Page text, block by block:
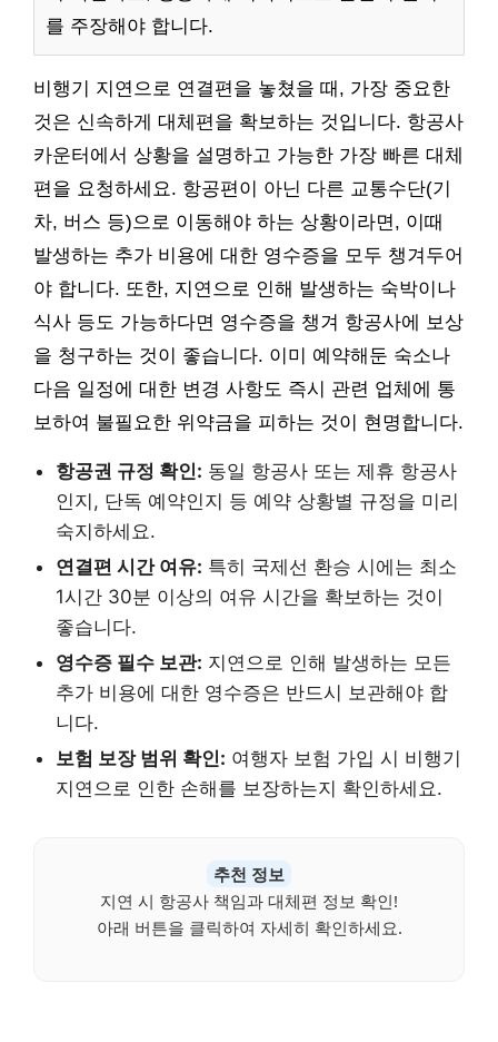
를 주장해야 합니다.
비행기 지연으로 연결편을 놓쳤을 때, 가장 중요한
것은 신속하게 대체편을 확보하는 것입니다. 항공사
카운터에서 상황을 설명하고 가능한 가장 빠른 대체
편을 요청하세요. 항공편이 아닌 다른 교통수단(기
차, 버스 등)으로 이동해야 하는 상황이라면, 이때
발생하는 추가 비용에 대한 영수증을 모두 챙겨두어
야 합니다. 또한, 지연으로 인해 발생하는 숙박이나
식사 등도 가능하다면 영수증을 챙겨 항공사에 보상
을 청구하는 것이 좋습니다. 이미 예약해둔 숙소나
다음 일정에 대한 변경 사항도 즉시 관련 업체에 통
보하여 불필요한 위약금을 피하는 것이 현명합니다.
항공권 규정 확인: 동일 항공사 또는 제휴 항공사
인지, 단독 예약인지 등 예약 상황별 규정을 미리
숙지하세요.
연결편 시간 여유: 특히 국제선 환승 시에는 최소
1시간 30분 이상의 여유 시간을 확보하는 것이
좋습니다.
영수증 필수 보관: 지연으로 인해 발생하는 모든
추가 비용에 대한 영수증은 반드시 보관해야 합
니다.
보험 보장 범위 확인: 여행자 보험 가입 시 비행기
지연으로 인한 손해를 보장하는지 확인하세요.
추천 정보
지연 시 항공사 책임과 대체편 정보 확인!
아래 버튼을 클릭하여 자세히 확인하세요.